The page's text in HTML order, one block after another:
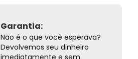
Garantia:
Não é o que você esperava?
Devolvemos seu dinheiro